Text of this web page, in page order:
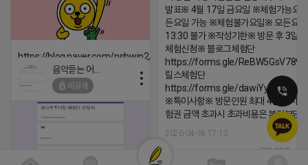
발표※ 4월 17일 금요일 ※체험가능요
든요일 가능 ※체험불가요일※ 모든요
13:30 불가 ※작성기한※ 방문 후 3일
체험신청※ 블로그체험단
https://forms.gle/
릴스체험단
https://forms.gle/
※특이사항※ 방문인원 최대 4인 까지
험권 금액 초과시 초과비용은 본인부담
2026-04-18 17:13
댓글:20개
https://blog.naver.com/pshwin2/224023970047
2026-04-18 17:12
비공개